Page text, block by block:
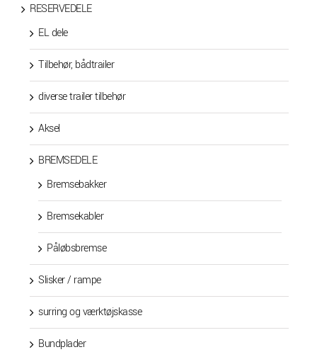
RESERVEDELE
EL dele
Tilbehør, bådtrailer
diverse trailer tilbehør
Aksel
BREMSEDELE
Bremsebakker
Bremsekabler
Påløbsbremse
Slisker / rampe
surring og værktøjskasse
Bundplader